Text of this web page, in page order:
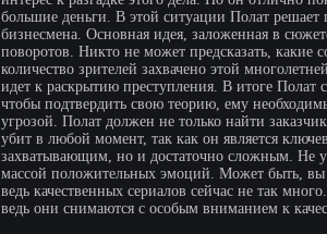
большие деньги. В этой ситуации Полат решает
бизнесмена. Основная идея, заложенная в
поворотов. Никто не может предсказать, какие
количество зрителей захвачено этой
идет к раскрытию преступления. В итоге Полат
чтобы подтвердить свою теорию, ему
угрозой. Полат должен не только найти
убит в любой момент, так как он является
захватывающим, но и достаточно сложным. Не
массой положительных эмоций. Может быть, вы
ведь качественных сериалов сейчас не так
ведь они снимаются с особым вниманием к